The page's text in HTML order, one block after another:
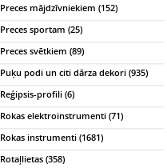
Preces mājdzīvniekiem (152)
Preces sportam (25)
Preces svētkiem (89)
Puķu podi un citi dārza dekori (935)
Reģipsis-profili (6)
Rokas elektroinstrumenti (71)
Rokas instrumenti (1681)
Rotaļlietas (358)